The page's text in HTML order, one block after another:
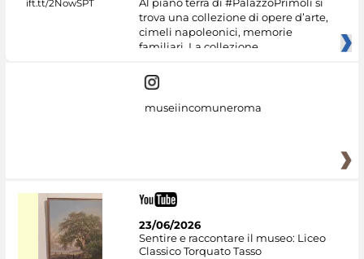
trova una collezione di opere d’arte,
cimeli napoleonici, memorie
familiari. La collezione
museiincomuneroma
23/06/2026
Sentire e raccontare il museo: Liceo
Classico Torquato Tasso